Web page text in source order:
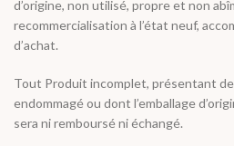
d’origine, non utilisé, propre et non
recommercialisation à l’état neuf,
d’achat.
Tout Produit incomplet, présentant
endommagé ou dont l’emballage
sera ni remboursé ni échangé.